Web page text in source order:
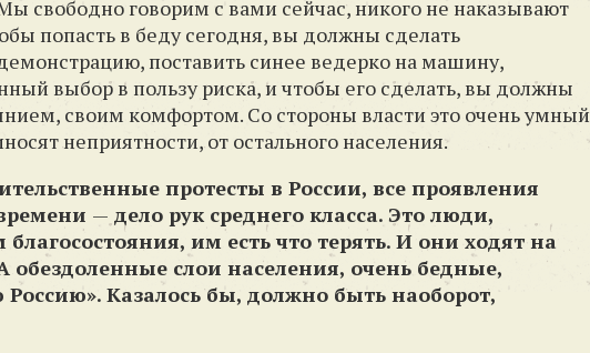
свободно говорим с вами сейчас, никого не наказывают
попасть в беду сегодня, вы должны сделать
поставить синее ведерко на машину,
выбор в пользу риска, и чтобы его сделать, вы должны
своим комфортом. Со стороны власти это очень умный
неприятности, от остального населения.
протесты в России, все проявления
— дело рук среднего класса. Это люди,
им есть что терять. И они ходят на
слои населения, очень бедные,
Казалось бы, должно быть наоборот,